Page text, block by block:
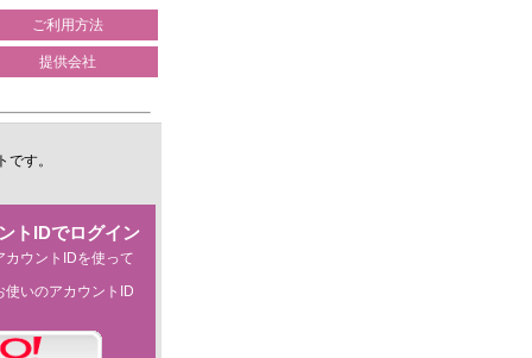
ご利用方法
提供会社
す。
トIDでログイン
ウントIDを使って
使いのアカウントID